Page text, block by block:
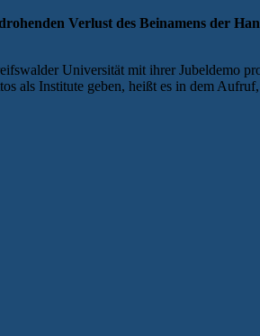
Verlust des Beinamens der
Universität mit ihrer Jubeldemo
als Institute geben, heißt es in dem